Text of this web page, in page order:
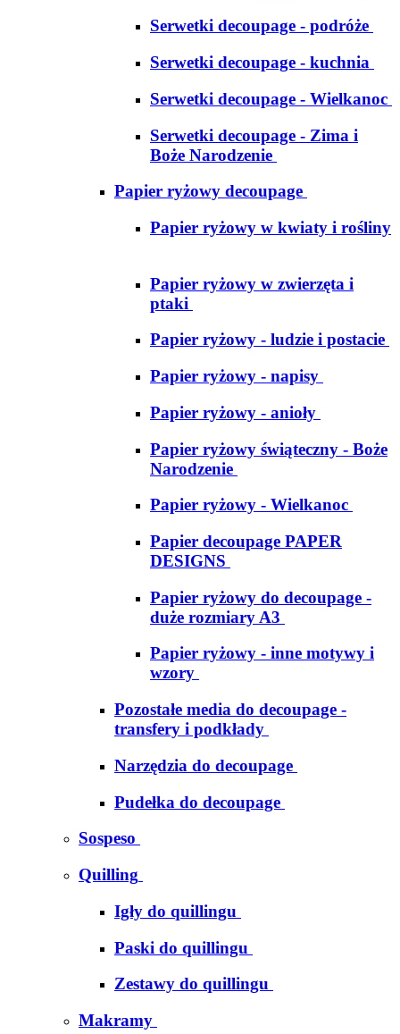
Serwetki decoupage - podróże
Serwetki decoupage - kuchnia
Serwetki decoupage - Wielkanoc
Serwetki decoupage - Zima i
Boże Narodzenie
Papier ryżowy decoupage
Papier ryżowy w kwiaty i rośliny
Papier ryżowy w zwierzęta i
ptaki
Papier ryżowy - ludzie i postacie
Papier ryżowy - napisy
Papier ryżowy - anioły
Papier ryżowy świąteczny - Boże
Narodzenie
Papier ryżowy - Wielkanoc
Papier decoupage PAPER
DESIGNS
Papier ryżowy do decoupage -
duże rozmiary A3
Papier ryżowy - inne motywy i
wzory
Pozostałe media do decoupage -
transfery i podkłady
Narzędzia do decoupage
Pudełka do decoupage
Sospeso
Quilling
Igły do quillingu
Paski do quillingu
Zestawy do quillingu
Makramy